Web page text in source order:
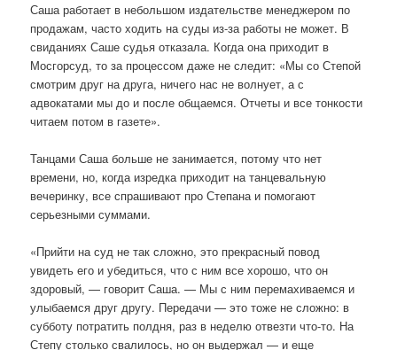
Саша работает в небольшом издательстве менеджером по
продажам, часто ходить на суды из-за работы не может. В
свиданиях Саше судья отказала. Когда она приходит в
Мосгорсуд, то за процессом даже не следит: «Мы со Степой
смотрим друг на друга, ничего нас не волнует, а с
адвокатами мы до и после общаемся. Отчеты и все тонкости
читаем потом в газете».
Танцами Саша больше не занимается, потому что нет
времени, но, когда изредка приходит на танцевальную
вечеринку, все спрашивают про Степана и помогают
серьезными суммами.
«Прийти на суд не так сложно, это прекрасный повод
увидеть его и убедиться, что с ним все хорошо, что он
здоровый, — говорит Саша. — Мы с ним перемахиваемся и
улыбаемся друг другу. Передачи — это тоже не сложно: в
субботу потратить полдня, раз в неделю отвезти что-то. На
Степу столько свалилось, но он выдержал — и еще